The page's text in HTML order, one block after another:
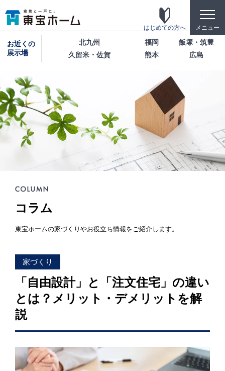
toggle
メニュー
はじめての方へ
東宝ホームの家づくり
家がお施主様にとって「満足して喜ばれている
家」になっている事を目指して・・・
家づくりのこだわり
東宝ホームが自信を持ってお伝えできる「高品
つのポイントを詳しく紹介します。
テクノロジー
「健康・安心・保証」の3つに分けてご説明いたし
ZEH
なぜ、ZEHをしなければならないのか？その理由
と当社のZEH住宅普及への取り組み
お近くの
展示場
北九州 福岡
飯塚・筑豊
久留米・佐賀
熊本 広島
コラム
東宝ホームの家づくりやお役立ち情報をご紹介します。
家づくり
「自由設計」と「注文住宅」の違い
とは？メリット・デメリットを解
説